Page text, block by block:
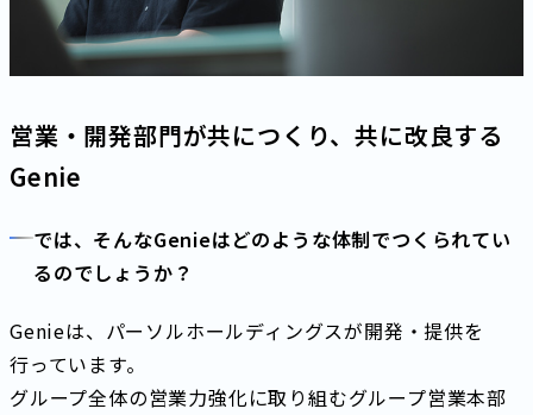
営業・開発部門が共につくり、共に改良する
Genie
では、そんなGenieはどのような体制でつくられてい
るのでしょうか？
Genieは、パーソルホールディングスが開発・提供を
行っています。
グループ全体の営業力強化に取り組むグループ営業本部